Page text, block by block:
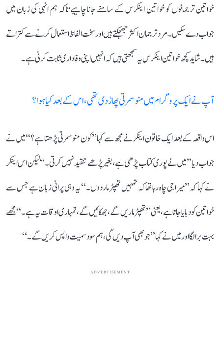
خواتین ترجمانوں کو خواتین اینکرس کے سامنے جانا چاہیے تاکہ ہم انہی کی زبان میں
جواب دے سکیں۔ مرد ترجمان اکثر جھجکتے ہیں اور سخت الفاظ استعمال کرنے سے کتراتے
ہیں۔ شاید کچھ خواتین اینکرس یہ سمجھتی ہیں کہ انہیں اپنی وفاداری ثابت کرنی ہے۔
آپ نے ایک پروگرام میں منوسمرتی پھاڑ دی تھی، اس کے بعد کیا ہوا؟
اس واقعہ کے بعد ایک خاتون اینکر نے مجھ سے کہا ’’کون منوسمرتی پڑھتا ہے؟‘‘ میں نے
جواب دیا ’’میں نے پوری کتاب پڑھی ہے، بغیر پڑھے تنقید نہیں کرتی۔‘‘ لیکن اس اینکر
نے کہا کہ ’’میرا جی چاہ رہا تھا کہ تمہیں تھپڑ مار دوں۔‘‘ یہ وہی پرانی زبان ہے جس سے
خواتین کو دبایا جاتا ہے، یعنی ’’تھپڑ ماریں گے، جھکائیں گے، تمہاری اوقات یہ ہے۔‘‘ مجھے
بہت برا لگا اور میں نے کہا ’’جو بھی آپ دیں گی، ہم سود سمیت واپس کریں گے۔‘‘
ADVERTISEMENT